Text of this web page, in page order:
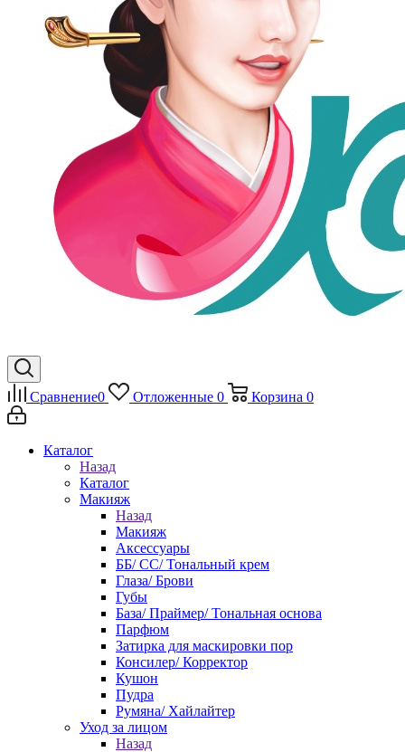
Сравнение0 Отложенные 0 Корзина 0
Каталог
Назад
Каталог
Макияж
Назад
Макияж
Аксессуары
ББ/ СС/ Тональный крем
Глаза/ Брови
Губы
База/ Праймер/ Тональная основа
Парфюм
Затирка для маскировки пор
Консилер/ Корректор
Кушон
Пудра
Румяна/ Хайлайтер
Уход за лицом
Назад